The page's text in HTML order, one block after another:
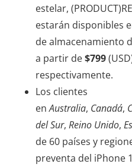
estelar,
estarán disponibles
de almacenamiento
a partir de$799
respectivamente.
Los clientes
enAustralia, Canadá,
del Sur, Reino Unido,
de 60 países y
preventa del iPhone